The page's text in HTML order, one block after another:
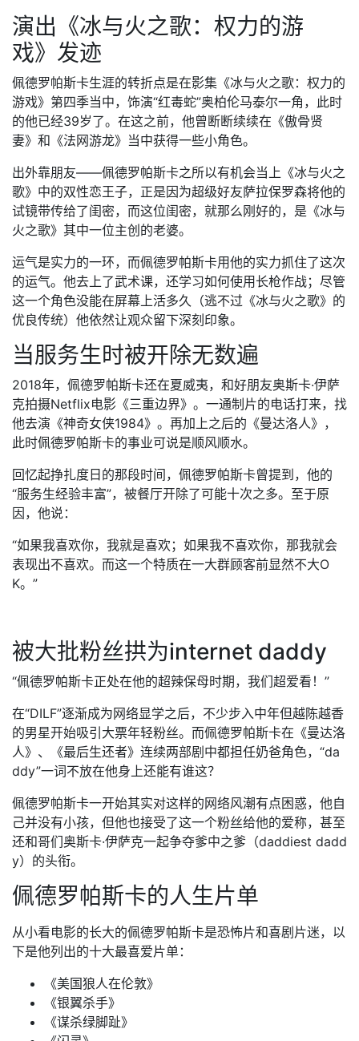
演出《冰与火之歌：权力的游
戏》发迹
佩德罗帕斯卡生涯的转折点是在影集《冰与火之歌：权力的
游戏》第四季当中，饰演“红毒蛇”奥柏伦马泰尔一角，此时
的他已经39岁了。在这之前，他曾断断续续在《傲骨贤
妻》和《法网游龙》当中获得一些小角色。
出外靠朋友——佩德罗帕斯卡之所以有机会当上《冰与火之
歌》中的双性恋王子，正是因为超级好友萨拉保罗森将他的
试镜带传给了闺密，而这位闺密，就那么刚好的，是《冰与
火之歌》其中一位主创的老婆。
运气是实力的一环，而佩德罗帕斯卡用他的实力抓住了这次
的运气。他去上了武术课，还学习如何使用长枪作战；尽管
这一个角色没能在屏幕上活多久（逃不过《冰与火之歌》的
优良传统）他依然让观众留下深刻印象。
当服务生时被开除无数遍
2018年，佩德罗帕斯卡还在夏威夷，和好朋友奥斯卡·伊萨
克拍摄Netflix电影《三重边界》。一通制片的电话打来，找
他去演《神奇女侠1984》。再加上之后的《曼达洛人》，
此时佩德罗帕斯卡的事业可说是顺风顺水。
回忆起挣扎度日的那段时间，佩德罗帕斯卡曾提到，他的
“服务生经验丰富”，被餐厅开除了可能十次之多。至于原
因，他说：
“如果我喜欢你，我就是喜欢；如果我不喜欢你，那我就会
表现出不喜欢。而这一个特质在一大群顾客前显然不大O
K。”
被大批粉丝拱为internet daddy
“佩德罗帕斯卡正处在他的超辣保母时期，我们超爱看！”
在“DILF”逐渐成为网络显学之后，不少步入中年但越陈越香
的男星开始吸引大票年轻粉丝。而佩德罗帕斯卡在《曼达洛
人》、《最后生还者》连续两部剧中都担任奶爸角色，“da
ddy”一词不放在他身上还能有谁这？
佩德罗帕斯卡一开始其实对这样的网络风潮有点困惑，他自
己并没有小孩，但他也接受了这一个粉丝给他的爱称，甚至
还和哥们奥斯卡·伊萨克一起争夺爹中之爹（daddiest dadd
y）的头衔。
佩德罗帕斯卡的人生片单
从小看电影的长大的佩德罗帕斯卡是恐怖片和喜剧片迷，以
下是他列出的十大最喜爱片单：
《美国狼人在伦敦》
《银翼杀手》
《谋杀绿脚趾》